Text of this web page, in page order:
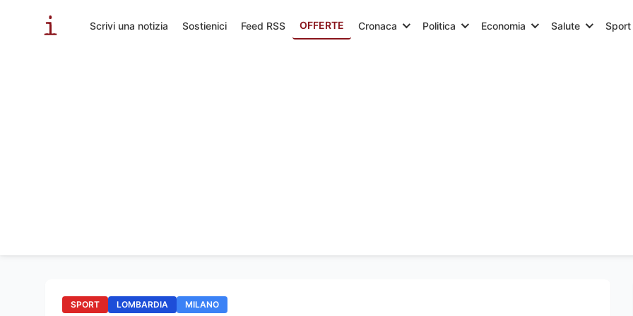
Scrivi una notizia Sostienici Feed RSS OFFERTE Cronaca Politica Economia Salute Sport
SPORT LOMBARDIA MILANO